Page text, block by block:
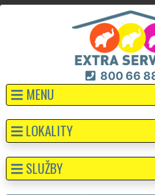
800 66
MENU
LOKALITY
SLUŽBY